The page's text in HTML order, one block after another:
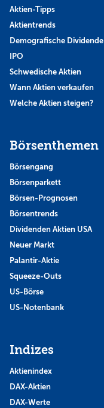
Aktien-Tipps
Aktientrends
Demografische Dividende
IPO
Schwedische Aktien
Wann Aktien verkaufen
Welche Aktien steigen?
Börsenthemen
Börsengang
Börsenparkett
Börsen-Prognosen
Börsentrends
Dividenden Aktien USA
Neuer Markt
Palantir-Aktie
Squeeze-Outs
US-Börse
US-Notenbank
Indizes
Aktienindex
DAX-Aktien
DAX-Werte